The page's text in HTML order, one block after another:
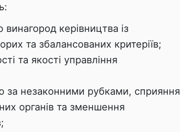
винагород керівництва із
та збалансованих критеріїв;
та якості управління
за незаконними рубками, сприяння
органів та зменшення